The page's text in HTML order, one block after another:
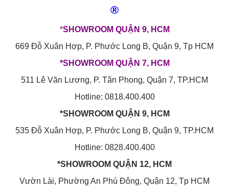
®
*SHOWROOM QUẬN 9, HCM
669 Đỗ Xuân Hợp, P. Phước Long B, Quận 9, Tp HCM
*SHOWROOM QUẬN 7, HCM
511 Lê Văn Lương, P. Tân Phong, Quận 7, TP.HCM
Hotline: 0818.400.400
*SHOWROOM QUẬN 9, HCM
535 Đỗ Xuân Hợp, P. Phước Long B, Quận 9, TP.HCM
Hotline: 0828.400.400
*SHOWROOM QUẬN 12, HCM
Vườn Lài, Phường An Phú Đông, Quận 12, Tp HCM